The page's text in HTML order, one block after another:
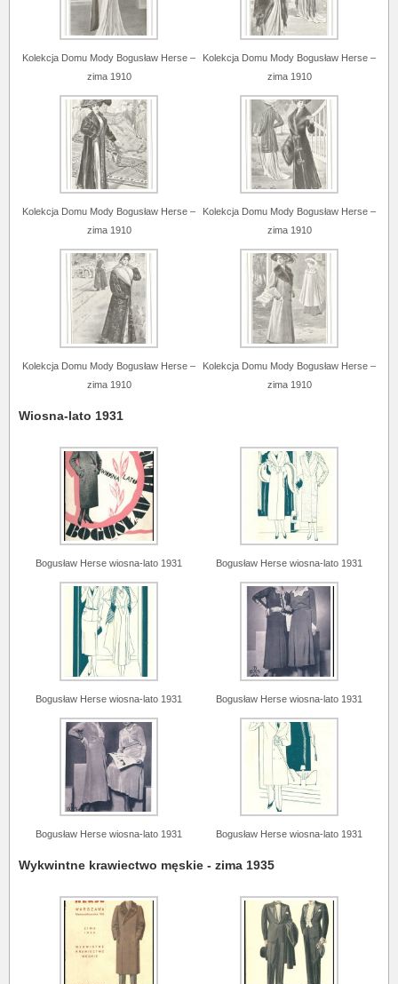
Kolekcja Domu Mody Bogusław Herse –
zima 1910
Kolekcja Domu Mody Bogusław Herse –
zima 1910
Kolekcja Domu Mody Bogusław Herse –
zima 1910
Kolekcja Domu Mody Bogusław Herse –
zima 1910
Kolekcja Domu Mody Bogusław Herse –
zima 1910
Kolekcja Domu Mody Bogusław Herse –
zima 1910
Wiosna-lato 1931
Bogusław Herse wiosna-lato 1931 Bogusław Herse wiosna-lato 1931
Bogusław Herse wiosna-lato 1931 Bogusław Herse wiosna-lato 1931
Bogusław Herse wiosna-lato 1931 Bogusław Herse wiosna-lato 1931
Wykwintne krawiectwo męskie - zima 1935